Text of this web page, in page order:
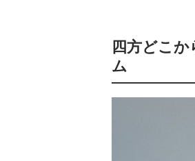
四方どこ
ム